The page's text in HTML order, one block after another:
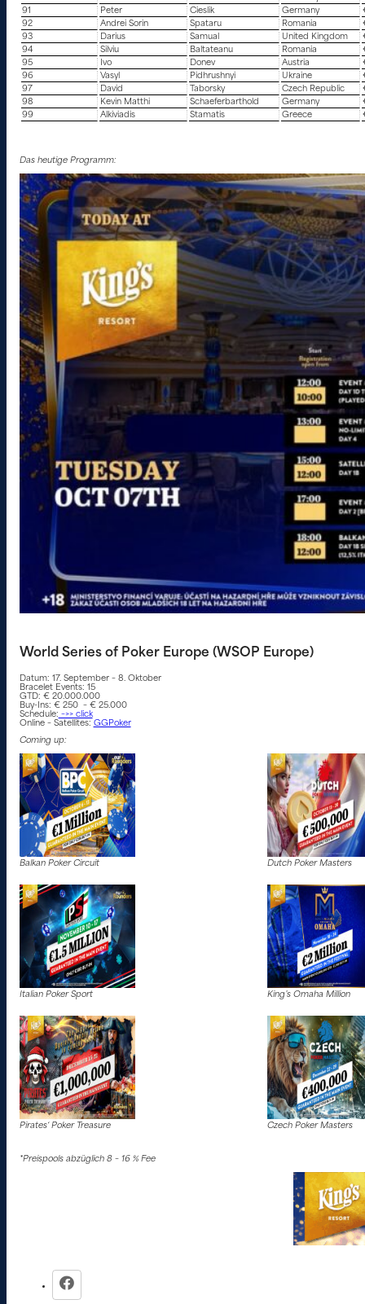
91
Peter Cieslik Germany
92
Andrei Sorin Spataru Romania
93
Darius Samual United Kingdom
94
Silviu Baltateanu Romania
95
Ivo Donev Austria
96
Vasyl Pidhrushnyi Ukraine
97
David Taborsky Czech Republic
98
Kevin Matthi Schaeferbarthold Germany
99
Alkiviadis Stamatis Greece
Das heutige Programm:
World Series of Poker Europe (WSOP Europe)
Datum: 17. September – 8. Oktober
Bracelet Events: 15
GTD: € 20.000.000
Buy-Ins: € 250 – € 25.000
Schedule: –>> click
Online – Satellites: GGPoker
Coming up:
Balkan Poker Circuit Dutch Poker Masters
Italian Poker Sport King’s Omaha Million
Pirates‘ Poker Treasure Czech Poker Masters
*Preispools abzüglich 8 – 16 % Fee